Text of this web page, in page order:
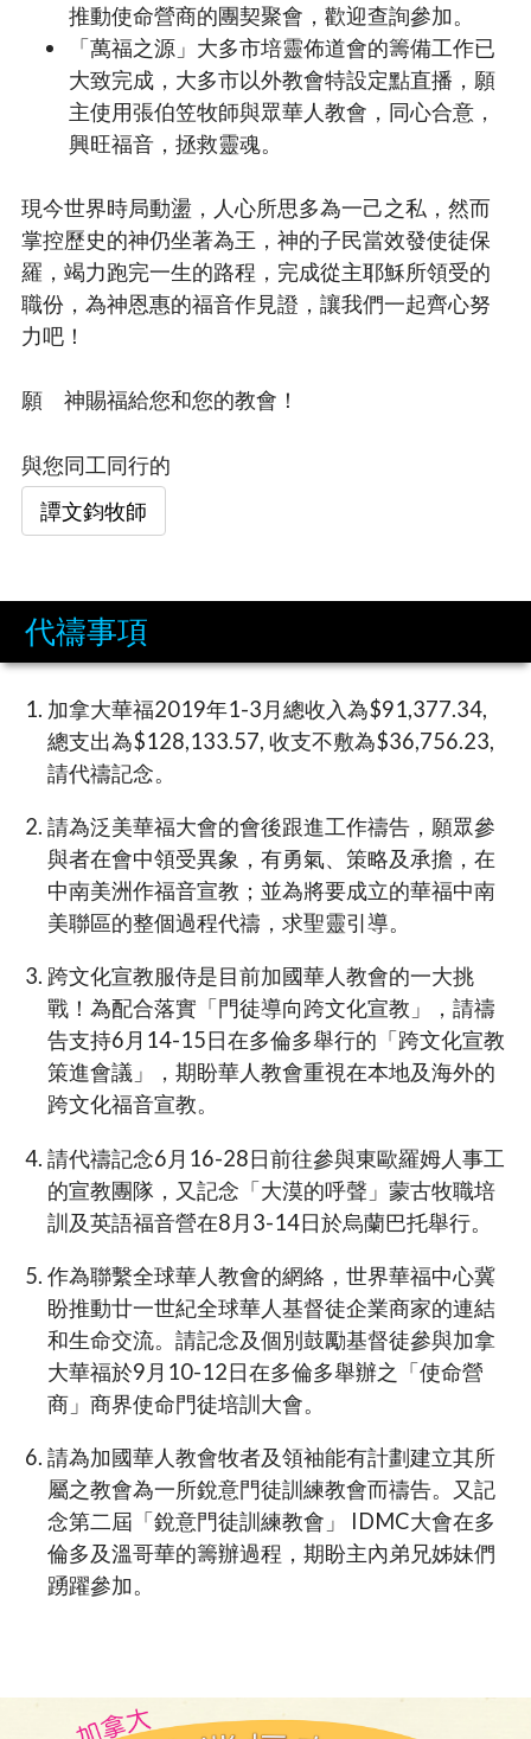
推動使命營商的團契聚會，歡迎查詢參加。
「萬福之源」大多市培靈佈道會的籌備工作已
大致完成，大多市以外教會特設定點直播，願
主使用張伯笠牧師與眾華人教會，同心合意，
興旺福音，拯救靈魂。
現今世界時局動盪，人心所思多為一己之私，然而
掌控歷史的神仍坐著為王，神的子民當效發使徒保
羅，竭力跑完一生的路程，完成從主耶穌所領受的
職份，為神恩惠的福音作見證，讓我們一起齊心努
力吧！
願 神賜福給您和您的教會！
與您同工同行的
譚文鈞牧師
代禱事項
加拿大華福2019年1-3月總收入為$91,377.34,
總支出為$128,133.57, 收支不敷為$36,756.23,
請代禱記念。
請為泛美華福大會的會後跟進工作禱告，願眾參
與者在會中領受異象，有勇氣、策略及承擔，在
中南美洲作福音宣教；並為將要成立的華福中南
美聯區的整個過程代禱，求聖靈引導。
跨文化宣教服侍是目前加國華人教會的一大挑
戰！為配合落實「門徒導向跨文化宣教」，請禱
告支持6月14-15日在多倫多舉行的「跨文化宣教
策進會議」，期盼華人教會重視在本地及海外的
跨文化福音宣教。
請代禱記念6月16-28日前往參與東歐羅姆人事工
的宣教團隊，又記念「大漠的呼聲」蒙古牧職培
訓及英語福音營在8月3-14日於烏蘭巴托舉行。
作為聯繫全球華人教會的網絡，世界華福中心冀
盼推動廿一世紀全球華人基督徒企業商家的連結
和生命交流。請記念及個別鼓勵基督徒參與加拿
大華福於9月10-12日在多倫多舉辦之「使命營
商」商界使命門徒培訓大會。
請為加國華人教會牧者及領袖能有計劃建立其所
屬之教會為一所銳意門徒訓練教會而禱告。又記
念第二屆「銳意門徒訓練教會」 IDMC大會在多
倫多及溫哥華的籌辦過程，期盼主內弟兄姊妹們
踴躍參加。